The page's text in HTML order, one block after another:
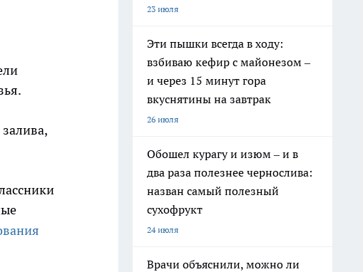
23 июля
Эти пышки всегда в ходу:
взбиваю кефир с майонезом –
и через 15 минут гора
вкуснятины на завтрак
26 июля
Обошел курагу и изюм – и в
два раза полезнее чернослива:
назван самый полезный
сухофрукт
24 июля
Врачи объяснили, можно ли